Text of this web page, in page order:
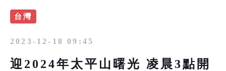
台灣
2023-12-18 09:45
迎2024年太平山曙光 凌晨3點開